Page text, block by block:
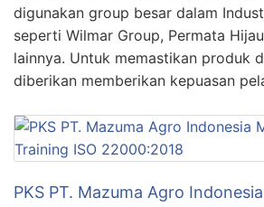
digunakan group besar dalam
seperti Wilmar Group, Permata
lainnya. Untuk memastikan produk
diberikan memberikan kepuasan
PKS PT. Mazuma Agro